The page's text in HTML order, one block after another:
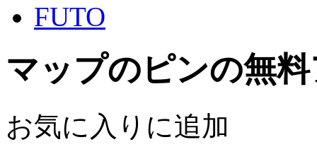
FUTO
マップのピンの無
お気に入りに追加